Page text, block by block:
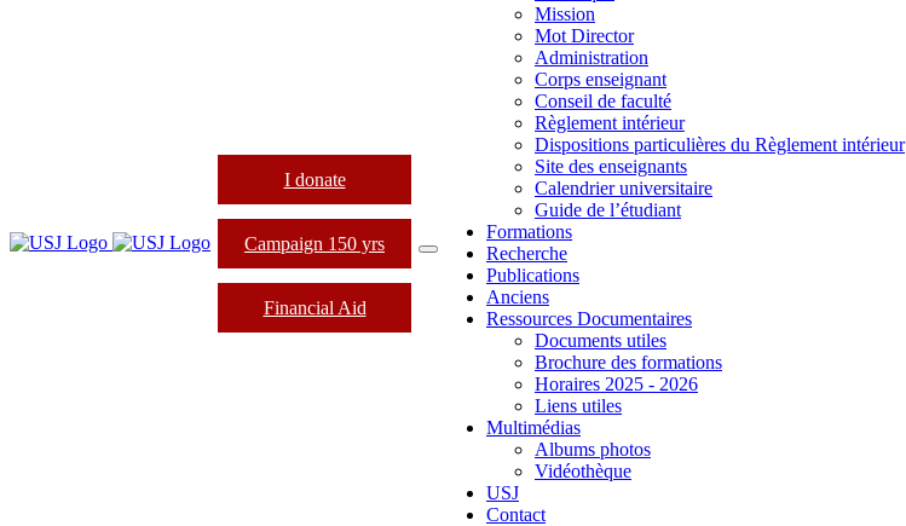
I donate
Campaign 150 yrs
Financial Aid
Mission
Mot Director
Administration
Corps enseignant
Conseil de faculté
Règlement intérieur
Dispositions particulières du Règlement intérieur
Site des enseignants
Calendrier universitaire
Guide de l’étudiant
Formations
Recherche
Publications
Anciens
Ressources Documentaires
Documents utiles
Brochure des formations
Horaires 2025 - 2026
Liens utiles
Multimédias
Albums photos
Vidéothèque
USJ
Contact